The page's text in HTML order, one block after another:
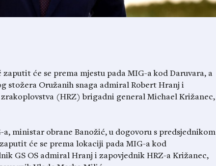
će se prema mjestu pada MIG-a kod Daruvara, a
stožera Oružanih snaga admiral Robert Hranj i
(HRZ) brigadni general Michael Križanec,
ministar obrane Banožić, u dogovoru s predsjednikom
će se prema lokaciji pada MIG-a kod
GS OS admiral Hranj i zapovjednik HRZ-a Križanec,